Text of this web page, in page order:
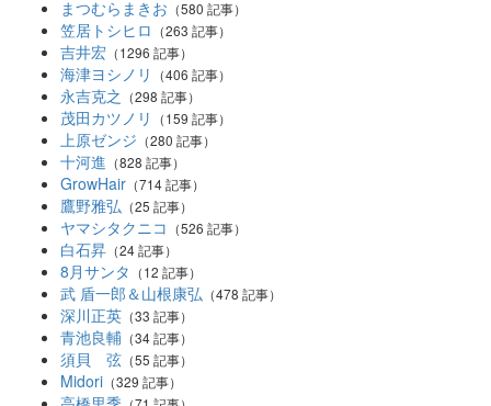
まつむらまきお （580 記事）
笠居トシヒロ （263 記事）
吉井宏 （1296 記事）
海津ヨシノリ （406 記事）
永吉克之 （298 記事）
茂田カツノリ （159 記事）
上原ゼンジ （280 記事）
十河進 （828 記事）
GrowHair （714 記事）
鷹野雅弘 （25 記事）
ヤマシタクニコ （526 記事）
白石昇 （24 記事）
8月サンタ （12 記事）
武 盾一郎＆山根康弘 （478 記事）
深川正英 （33 記事）
青池良輔 （34 記事）
須貝 弦 （55 記事）
Midori （329 記事）